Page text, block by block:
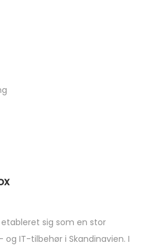
etableret sig som en stor
IT-tilbehør i Skandinavien. I